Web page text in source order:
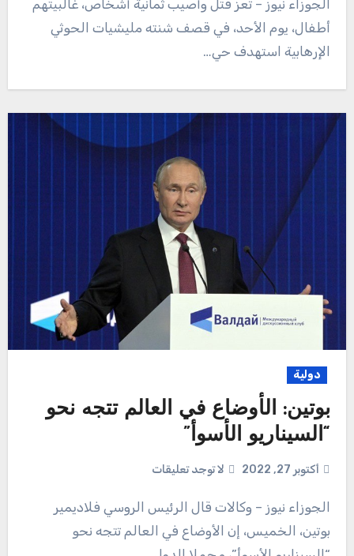
أطفال، يوم الأحد، في قصف شنته مليشيات الحوثي
الإرهابية استهدف حي…
دولية
بوتين: الأوضاع في العالم تتجه نحو
“السيناريو الأسوأ”
أكتوبر 27, 2022 لا توجد تعليقات
الجوزاء نيوز – وكالات قال الرئيس الروسي فلاديمير
بوتين، الخميس، إن الأوضاع في العالم تتجه نحو